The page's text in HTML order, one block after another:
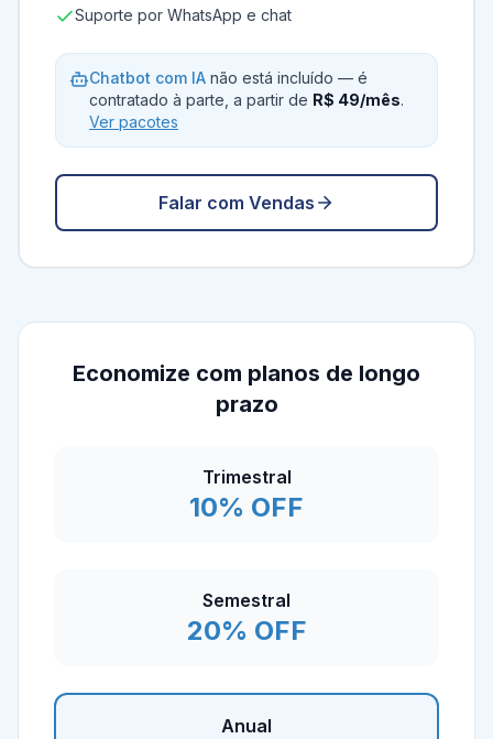
Suporte por WhatsApp e chat
Chatbot com IA não está incluído — é
contratado à parte, a partir de R$ 49/mês.
Ver pacotes
Falar com Vendas
Economize com planos de longo
prazo
Trimestral
10% OFF
Semestral
20% OFF
Anual